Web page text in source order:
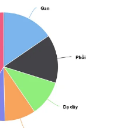
Podcast
Infographic